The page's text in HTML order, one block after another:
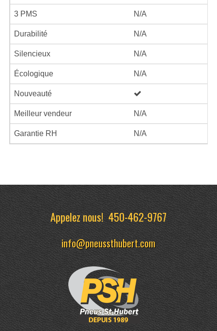
3 PMS N/A
Durabilité N/A
Silencieux N/A
Écologique N/A
Nouveauté
Meilleur vendeur N/A
Garantie RH N/A
Appelez nous!450-462-9767
info@pneussthubert.com